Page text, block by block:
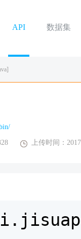
API 数据集
上传时间：